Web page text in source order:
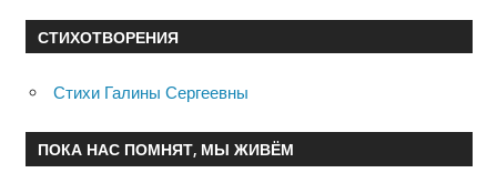
СТИХОТВОРЕНИЯ
Стихи Галины Сергеевны
ПОКА НАС ПОМНЯТ, МЫ ЖИВЁМ